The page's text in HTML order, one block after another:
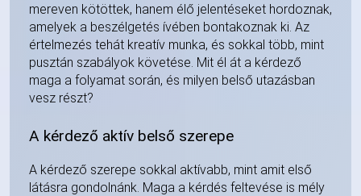
mereven kötöttek, hanem élő jelentéseket hordoznak,
amelyek a beszélgetés ívében bontakoznak ki. Az
értelmezés tehát kreatív munka, és sokkal több, mint
pusztán szabályok követése. Mit él át a kérdező
maga a folyamat során, és milyen belső utazásban
vesz részt?
A kérdező aktív belső szerepe
A kérdező szerepe sokkal aktívabb, mint amit első
látásra gondolnánk. Maga a kérdés feltevése is mély